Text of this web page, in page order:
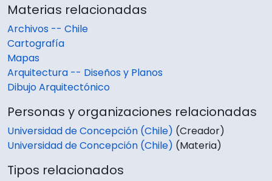
Materias relacionadas
Archivos -- Chile
Cartografía
Mapas
Arquitectura -- Diseños y Planos
Dibujo Arquitectónico
Personas y organizaciones relacionadas
Universidad de Concepción (Chile) (Creador)
Universidad de Concepción (Chile) (Materia)
Tipos relacionados